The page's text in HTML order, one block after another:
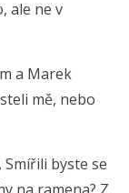
ale ne v
a Marek
mě, nebo
byste se